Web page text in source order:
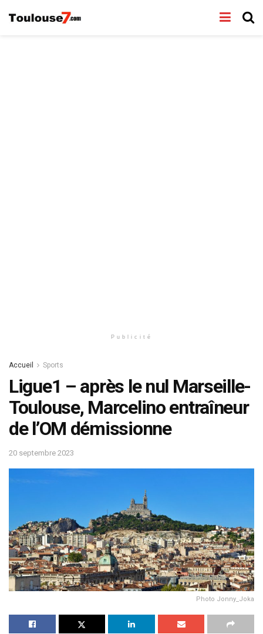
Publicité
Accueil Sports
Ligue1 – après le nul Marseille-
Toulouse, Marcelino entraîneur
de l’OM démissionne
20 septembre 2023
Photo Jonny_Joka